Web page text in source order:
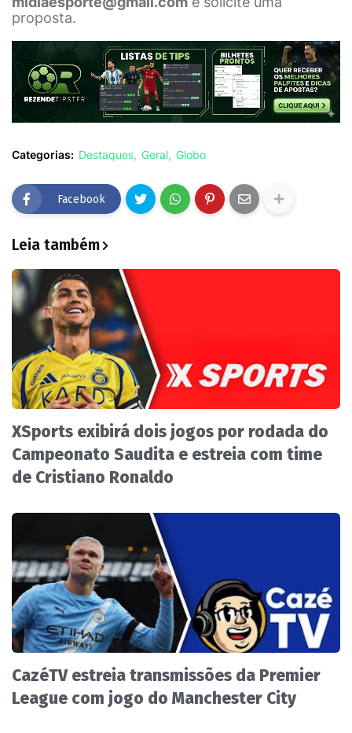
proposta.
Categorias: Destaques Geral Globo
Facebook
Leia também
XSports exibirá dois jogos por rodada do
Campeonato Saudita e estreia com time
de Cristiano Ronaldo
CazéTV estreia transmissões da Premier
League com jogo do Manchester City